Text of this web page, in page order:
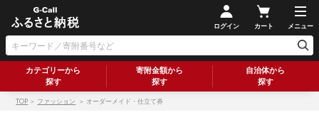
ログイン カート メニュー
カテゴリーから
探す
寄附金額から
探す
自治体から
探す
TOP ＞ ファッション ＞ オーダーメイド・仕立て券